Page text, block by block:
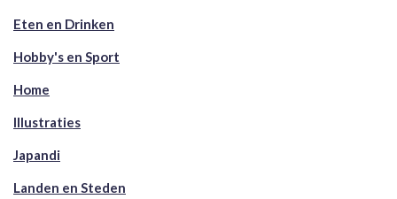
Eten en Drinken
Hobby's en Sport
Home
Illustraties
Japandi
Landen en Steden